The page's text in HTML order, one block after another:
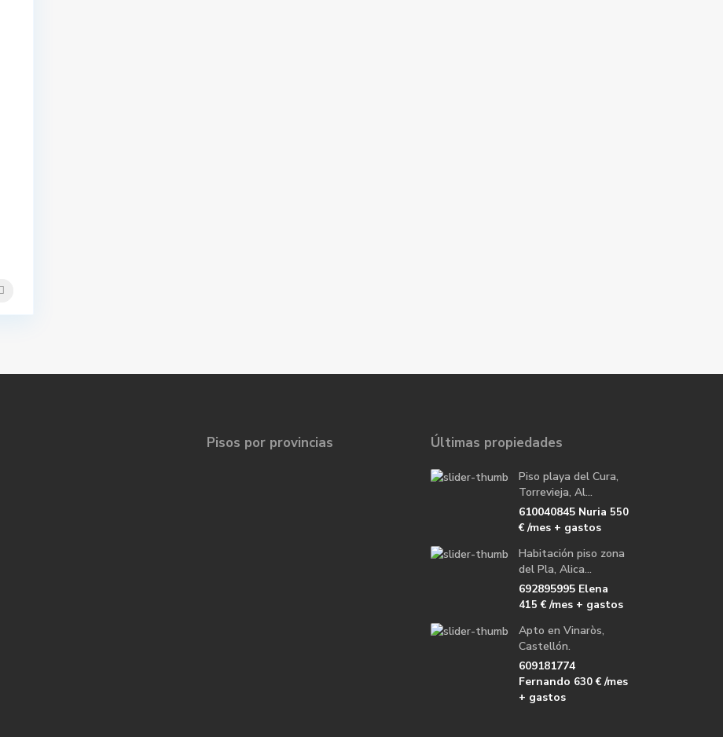
Pisos por provincias Últimas propiedades
Piso playa del Cura,
Torrevieja, Al...
610040845 Nuria 550
€/mes + gastos
Habitación piso zona
del Pla, Alica...
692895995 Elena
415 €/mes + gastos
Apto en Vinaròs,
Castellón.
609181774
Fernando 630 €/mes
+ gastos